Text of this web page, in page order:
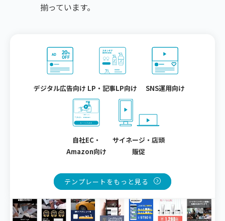
揃っています。
デジタル広告向け LP・記事LP向け SNS運用向け
自社EC・
Amazon向け
サイネージ・店頭
販促
テンプレートをもっと見る